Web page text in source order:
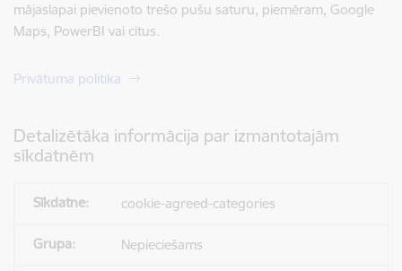
mājaslapai pievienoto trešo pušu saturu, piemēram, Google
Maps, PowerBI vai citus.
Privātuma politika
Detalizētāka informācija par izmantotajām
sīkdatnēm
cookie-agreed-categories
Nepieciešams